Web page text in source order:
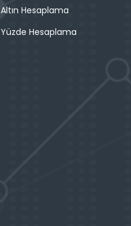
Altın Hesaplama
Yüzde Hesaplama